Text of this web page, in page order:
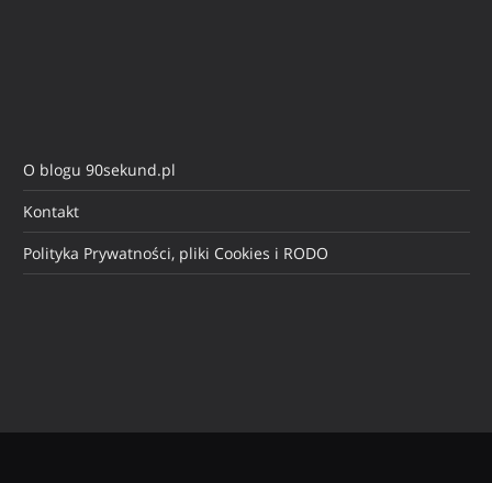
O blogu 90sekund.pl
Kontakt
Polityka Prywatności, pliki Cookies i RODO